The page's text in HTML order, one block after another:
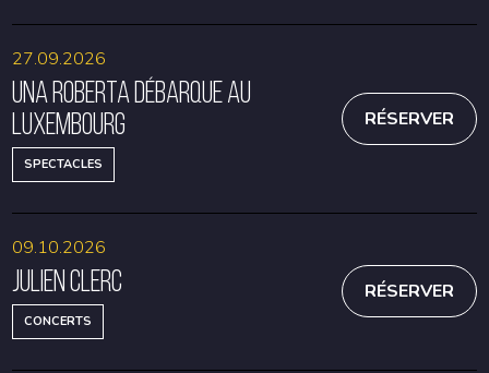
Una Roberta débarque au
Luxembourg
SPECTACLES
27.09.2026
RÉSERVER
Julien Clerc
CONCERTS
09.10.2026
RÉSERVER